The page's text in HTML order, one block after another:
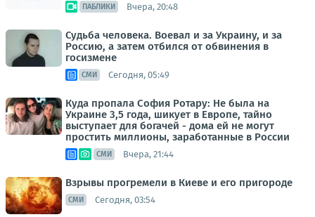
ПАБЛИКИ Вчера, 20:48
Судьба человека. Воевал и за Украину, и за
Россию, а затем отбился от обвинения в
госизмене
СМИ Сегодня, 05:49
Куда пропала София Ротару: Не была на
Украине 3,5 года, шикует в Европе, тайно
выступает для богачей - дома ей не могут
простить миллионы, заработанные в России
СМИ Вчера, 21:44
Взрывы прогремели в Киеве и его пригороде
СМИ Сегодня, 03:54